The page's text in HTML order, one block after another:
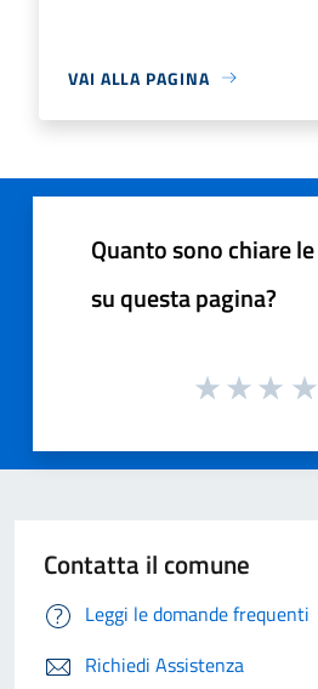
VAI ALLA PAGINA
Quanto sono chiare
su questa pagina?
Contatta il comune
Leggi le domande frequenti
Richiedi Assistenza